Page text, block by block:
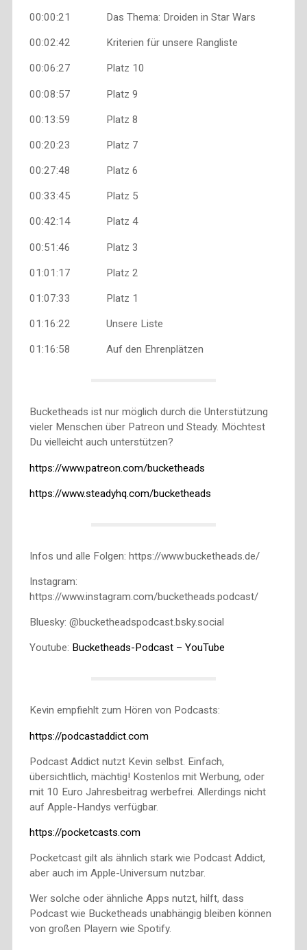
00:00:21 Das Thema: Droiden in Star Wars
00:02:42 Kriterien für unsere Rangliste
00:06:27 Platz 10
00:08:57 Platz 9
00:13:59 Platz 8
00:20:23 Platz 7
00:27:48 Platz 6
00:33:45 Platz 5
00:42:14 Platz 4
00:51:46 Platz 3
01:01:17 Platz 2
01:07:33 Platz 1
01:16:22 Unsere Liste
01:16:58 Auf den Ehrenplätzen
Bucketheads ist nur möglich durch die Unterstützung
vieler Menschen über Patreon und Steady. Möchtest
Du vielleicht auch unterstützen?
https://www.patreon.com/bucketheads
https://www.steadyhq.com/bucketheads
Infos und alle Folgen: https://www.bucketheads.de/
Instagram:
https://www.instagram.com/bucketheads.podcast/
Bluesky: @bucketheadspodcast.bsky.social
Youtube: Bucketheads-Podcast – YouTube
Kevin empfiehlt zum Hören von Podcasts:
https://podcastaddict.com
Podcast Addict nutzt Kevin selbst. Einfach,
übersichtlich, mächtig! Kostenlos mit Werbung, oder
mit 10 Euro Jahresbeitrag werbefrei. Allerdings nicht
auf Apple-Handys verfügbar.
https://pocketcasts.com
Pocketcast gilt als ähnlich stark wie Podcast Addict,
aber auch im Apple-Universum nutzbar.
Wer solche oder ähnliche Apps nutzt, hilft, dass
Podcast wie Bucketheads unabhängig bleiben können
von großen Playern wie Spotify.